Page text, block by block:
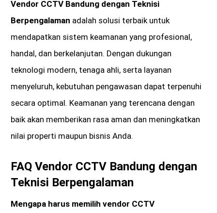
Vendor CCTV Bandung dengan Teknisi
Berpengalaman adalah solusi terbaik untuk
mendapatkan sistem keamanan yang profesional,
handal, dan berkelanjutan. Dengan dukungan
teknologi modern, tenaga ahli, serta layanan
menyeluruh, kebutuhan pengawasan dapat terpenuhi
secara optimal. Keamanan yang terencana dengan
baik akan memberikan rasa aman dan meningkatkan
nilai properti maupun bisnis Anda.
FAQ Vendor CCTV Bandung dengan
Teknisi Berpengalaman
Mengapa harus memilih vendor CCTV